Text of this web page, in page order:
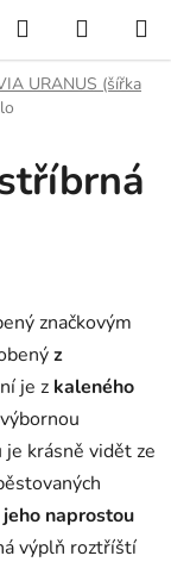
Hledat
KOŠÍK
URANUS (šířka
značkovým
z
je z kaleného
krásně vidět ze
naprostou
výplň roztříští